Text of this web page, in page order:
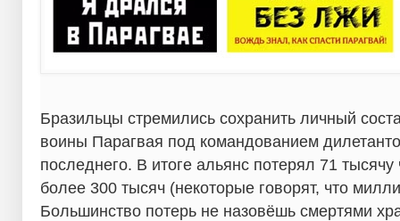
Бразильцы стремились сохранить личный
воины Парагвая под командованием
последнего. В итоге альянс потерял 71
более 300 тысяч (некоторые говорят, что
Большинство потерь не назовёшь смертями